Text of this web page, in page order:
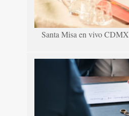
Santa Misa en vivo CDMX